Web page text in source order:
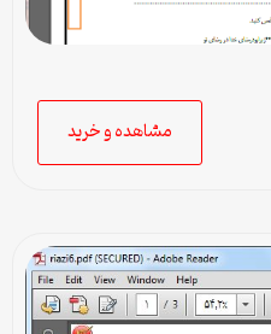
مشاهده و خرید